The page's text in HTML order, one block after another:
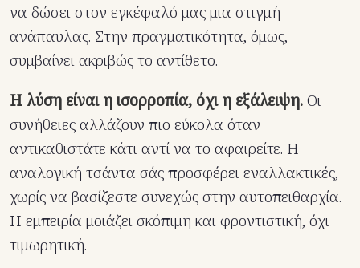
να δώσει στον εγκέφαλό μας μια στιγμή
ανάπαυλας. Στην πραγματικότητα, όμως,
συμβαίνει ακριβώς το αντίθετο.
Η λύση είναι η ισορροπία, όχι η εξάλειψη.Οι
συνήθειες αλλάζουν πιο εύκολα όταν
αντικαθιστάτε κάτι αντί να το αφαιρείτε. Η
αναλογική τσάντα σάς προσφέρει εναλλακτικές,
χωρίς να βασίζεστε συνεχώς στην αυτοπειθαρχία.
Η εμπειρία μοιάζει σκόπιμη και φροντιστική, όχι
τιμωρητική.